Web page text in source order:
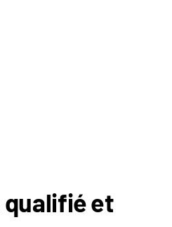
qualifiéet